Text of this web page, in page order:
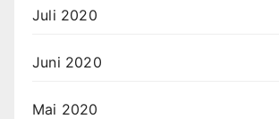
Juli 2020
Juni 2020
Mai 2020